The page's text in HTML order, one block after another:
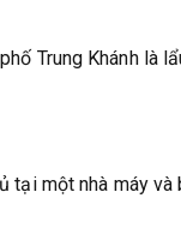
Trung Khánh là
một nhà máy và